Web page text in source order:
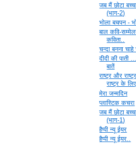
जब मैं छोटा
(भाग-2)
भोला बचपन -
बाल कवि-
कविता..
चन्दा बनना
दीदी की पाती
बातें
राष्ट्र और
राष्ट्र के
मेरा जन्मदिन
प्लास्टिक कचरा
जब मैं छोटा
(भाग-1)
हैप्पी न्यू ईयर
हैप्पी न्यू ईयर..